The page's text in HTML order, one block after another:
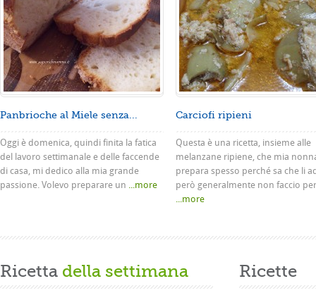
Panbrioche al Miele senza...
Oggi è domenica, quindi finita la fatica
del lavoro settimanale e delle faccende
di casa, mi dedico alla mia grande
passione. Volevo preparare un ...more
Carciofi ripieni
Questa è una ricetta, insieme alle
melanzane ripiene, che mia
prepara spesso perché sa che li
però generalmente non faccio
...more
Ricetta della settimana Ricette